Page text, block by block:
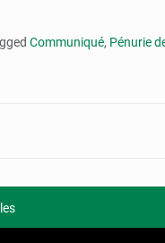
Communiqué, Pénurie